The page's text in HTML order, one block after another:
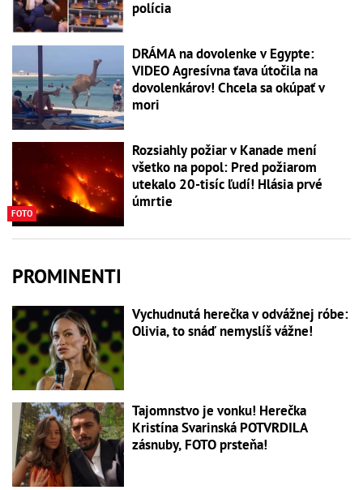
polícia
DRÁMA na dovolenke v Egypte:
VIDEO Agresívna ťava útočila na
dovolenkárov! Chcela sa okúpať v
mori
FOTO
Rozsiahly požiar v Kanade mení
všetko na popol: Pred požiarom
utekalo 20-tisíc ľudí! Hlásia prvé
úmrtie
PROMINENTI
Vychudnutá herečka v odvážnej róbe:
Olivia, to snáď nemyslíš vážne!
Tajomnstvo je vonku! Herečka
Kristína Svarinská POTVRDILA
zásnuby, FOTO prsteňa!